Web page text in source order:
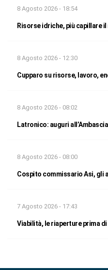
8 Agosto 2026 - 18:54
Risorse idriche, più capillare
8 Agosto 2026 - 12:30
Cupparo su risorse, lavoro,
8 Agosto 2026 - 08:02
Latronico: auguri
8 Agosto 2026 - 08:00
Cospito commissario Asi, gli
7 Agosto 2026 - 17:43
Viabilità, le riaperture prima